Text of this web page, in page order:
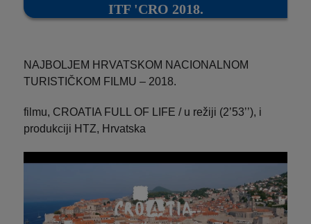
ITF 'CRO 2018.
NAJBOLJEM HRVATSKOM NACIONALNOM
TURISTIČKOM FILMU – 2018.
filmu, CROATIA FULL OF LIFE / u režiji (2’53’’), i
produkciji HTZ, Hrvatska